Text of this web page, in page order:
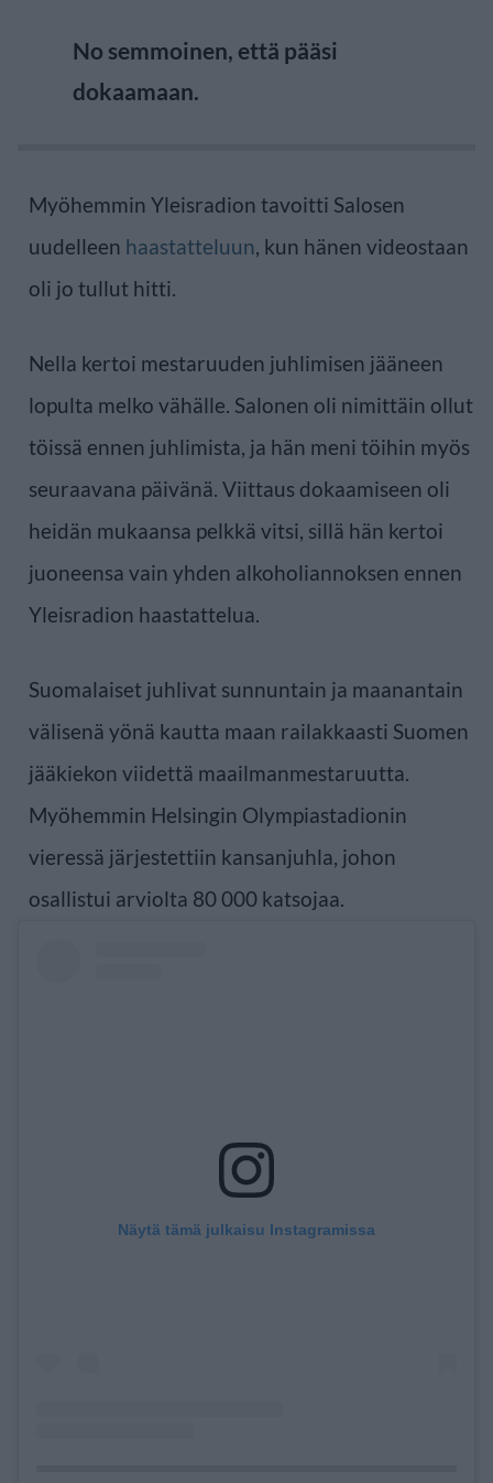
No semmoinen, että pääsi
dokaamaan.
Myöhemmin Yleisradion tavoitti Salosen
uudelleen haastatteluun, kun hänen videostaan
oli jo tullut hitti.
Nella kertoi mestaruuden juhlimisen jääneen
lopulta melko vähälle. Salonen oli nimittäin ollut
töissä ennen juhlimista, ja hän meni töihin myös
seuraavana päivänä. Viittaus dokaamiseen oli
heidän mukaansa pelkkä vitsi, sillä hän kertoi
juoneensa vain yhden alkoholiannoksen ennen
Yleisradion haastattelua.
Suomalaiset juhlivat sunnuntain ja maanantain
välisenä yönä kautta maan railakkaasti Suomen
jääkiekon viidettä maailmanmestaruutta.
Myöhemmin Helsingin Olympiastadionin
vieressä järjestettiin kansanjuhla, johon
osallistui arviolta 80 000 katsojaa.
Näytä tämä julkaisu Instagramissa